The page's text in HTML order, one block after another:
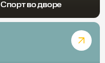
Спорт во дворе